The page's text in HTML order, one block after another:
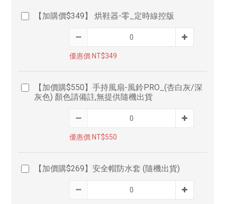
【加購價$349】 烘鞋器-零_定時線控版
優惠價 NT$349
【加價購$550】手持風扇-風鈴PRO_(杏白灰/深
灰色) 顏色請備註,無提供隨機出貨
優惠價 NT$550
【加價購$269】安全帽防水套 (隨機出貨)